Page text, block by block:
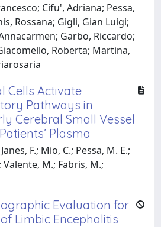
Cifu', Adriana; Pessa,
Rossana; Gigli, Gian Luigi;
Garbo, Riccardo;
Roberta; Martina,
Cells Activate
Pathways in
Cerebral Small Vessel
Plasma
F.; Mio, C.; Pessa, M. E.;
Valente, M.; Fabris, M.;
Evaluation for
Limbic Encephalitis